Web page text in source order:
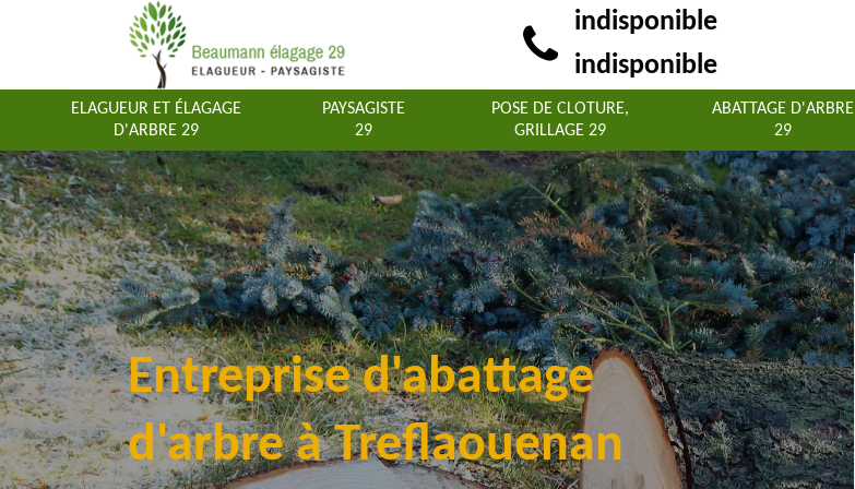
indisponible
indisponible
ELAGUEUR ET ÉLAGAGE
D'ARBRE 29
PAYSAGISTE
29
POSE DE CLOTURE,
GRILLAGE 29
ABATTAGE D'ARBRE
29
Entreprise d'abattage
d'arbre à Treflaouenan